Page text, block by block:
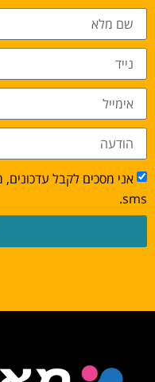
אני מסכים לקבל עדכונים,
sms.